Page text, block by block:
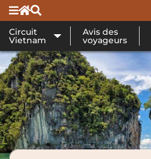
Circuit
Vietnam
Avis des
voyageurs